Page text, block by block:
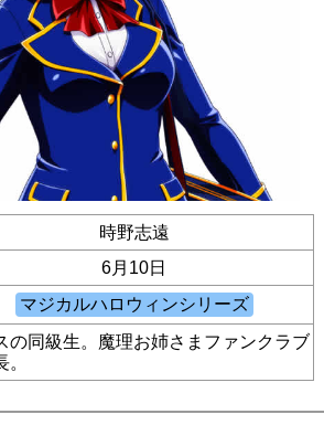
時野志遠
6月10日
の同級生。魔理お姉さまファンクラブ